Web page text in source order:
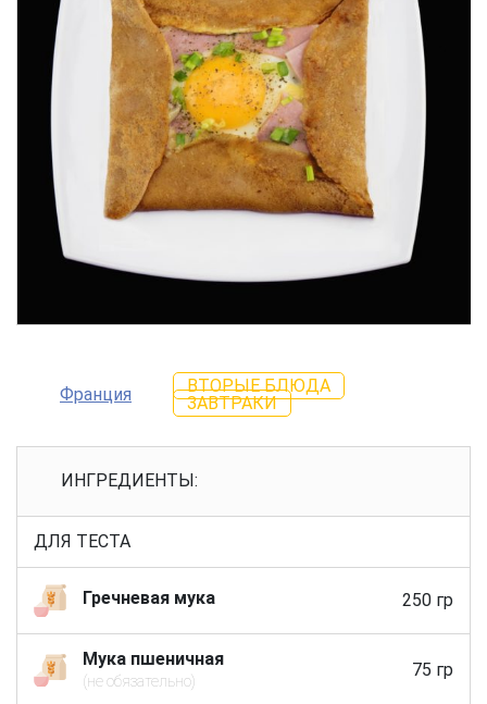
Франция
ВТОРЫЕ БЛЮДА
ЗАВТРАКИ
ИНГРЕДИЕНТЫ:
ДЛЯ ТЕСТА
Гречневая мука 250 гр
Мука пшеничная
(не обязательно)
75 гр